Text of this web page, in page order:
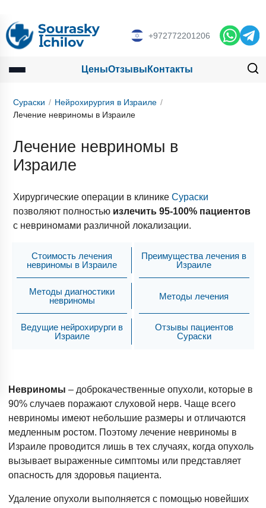
Сураски
Нейрохирургия в Израиле
Лечение невриномы в Израиле
Лечение невриномы в
Израиле
Хирургические операции в клинике Сураски
позволяют полностью излечить 95-100% пациентов
с невриномами различной локализации.
Стоимость лечения
невриномы в Израиле
Преимущества лечения в
Израиле
Методы диагностики
невриномы
Методы лечения
Ведущие нейрохирурги в
Израиле
Отзывы пациентов
Сураски
Невриномы – доброкачественные опухоли, которые в
90% случаев поражают слуховой нерв. Чаще всего
невриномы имеют небольшие размеры и отличаются
медленным ростом. Поэтому лечение невриномы в
Израиле проводится лишь в тех случаях, когда опухоль
вызывает выраженные симптомы или представляет
опасность для здоровья пациента.
Удаление опухоли выполняется с помощью новейших